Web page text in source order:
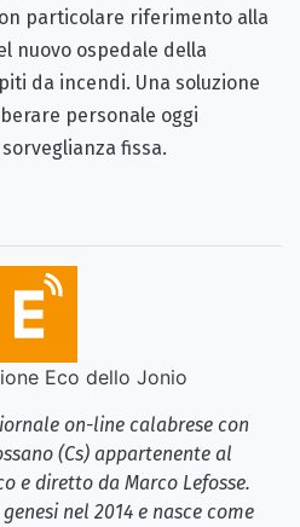
particolare riferimento alla
nuovo ospedale della
da incendi. Una soluzione
personale oggi
fissa.
Eco dello Jonio
on-line calabrese con
(Cs) appartenente al
e diretto da Marco Lefosse.
nel 2014 e nasce come